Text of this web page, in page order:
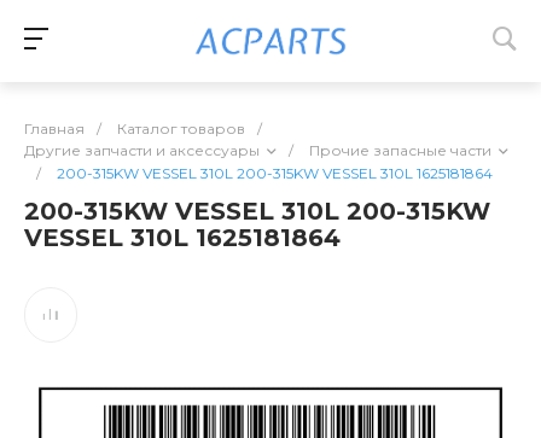
Главная / Каталог товаров
/
Другие запчасти и аксессуары
/
Прочие запасные части
/
200-315KW VESSEL 310L 200-315KW VESSEL 310L 1625181864
200-315KW VESSEL 310L 200-315KW
VESSEL 310L 1625181864